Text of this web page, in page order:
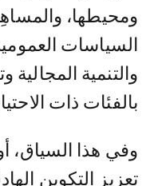
ومحيطها،
السياسات
والتنمية
بالفئات ذات
وفي هذا السياق،
تعزيز التكوين